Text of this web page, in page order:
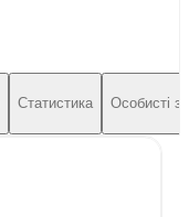
Статистика Особисті